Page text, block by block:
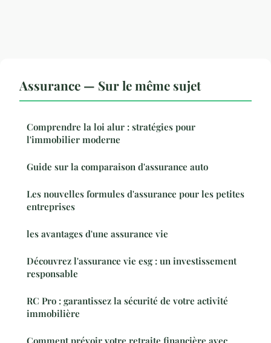
Assurance — Sur le même sujet
Comprendre la loi alur : stratégies pour
l'immobilier moderne
Guide sur la comparaison d'assurance auto
Les nouvelles formules d'assurance pour les petites
entreprises
les avantages d'une assurance vie
Découvrez l'assurance vie esg : un investissement
responsable
RC Pro : garantissez la sécurité de votre activité
immobilière
Comment prévoir votre retraite financière avec